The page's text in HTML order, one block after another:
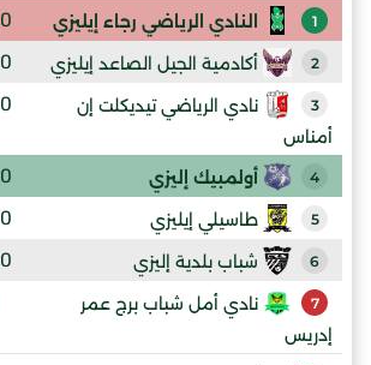
1 النادي الرياضي رجاء إيليزي
2 أكادمية الجيل الصاعد إيليزي
3
نادي الرياضي تيديكلت إن
أمناس
4 أولمبيك إليزي
5 طاسيلي إيليزي
6 شباب بلدية إليزي
7
نادي أمل شباب برج عمر
إدريس